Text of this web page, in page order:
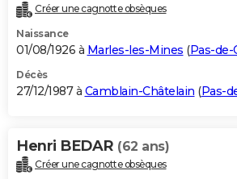
Créer une cagnotte obsèques
Naissance
01/08/1926 à Marles-les-Mines (Pas-de-
Décès
27/12/1987 à Camblain-Châtelain (Pas-
Henri BEDAR (62 ans)
Créer une cagnotte obsèques